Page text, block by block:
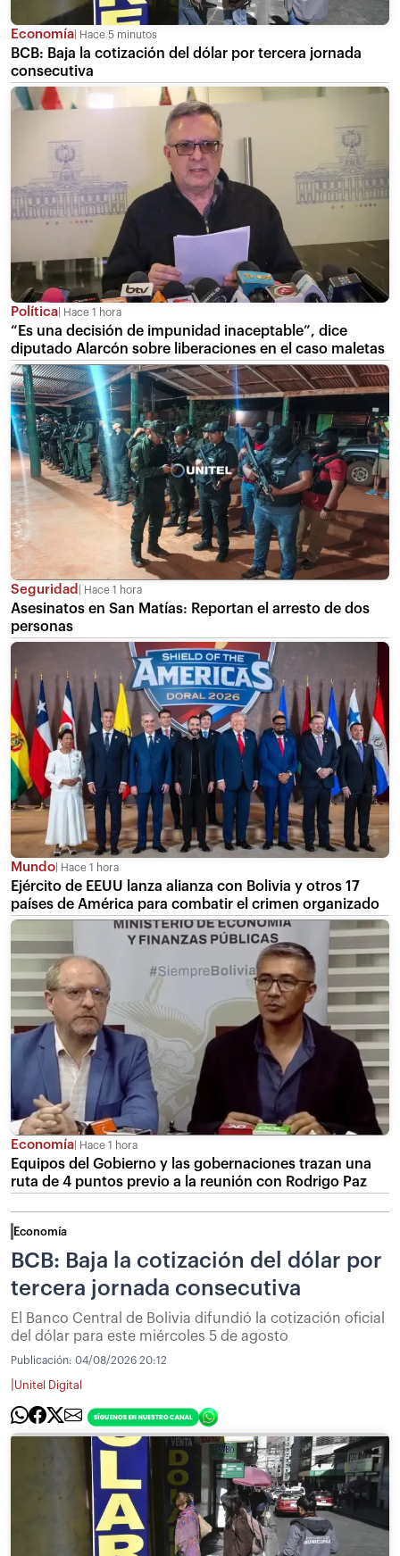
Economía Hace 5 minutos
BCB: Baja la cotización del dólar por tercera jornada
consecutiva
Política Hace 1 hora
“Es una decisión de impunidad inaceptable”, dice
diputado Alarcón sobre liberaciones en el caso maletas
Seguridad Hace 1 hora
Asesinatos en San Matías: Reportan el arresto de dos
personas
Mundo Hace 1 hora
Ejército de EEUU lanza alianza con Bolivia y otros 17
países de América para combatir el crimen organizado
Economía Hace 1 hora
Equipos del Gobierno y las gobernaciones trazan una
ruta de 4 puntos previo a la reunión con Rodrigo Paz
Economía
BCB: Baja la cotización del dólar por
tercera jornada consecutiva
El Banco Central de Bolivia difundió la cotización oficial
del dólar para este miércoles 5 de agosto
Publicación: 04/08/2026 20:12
Unitel Digital